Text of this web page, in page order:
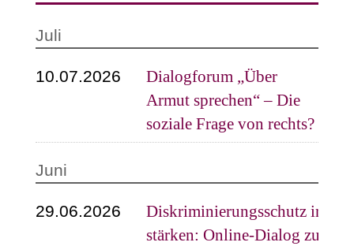
Juli
10.07.2026
Dialogforum „Über
Armut sprechen“ – Die
soziale Frage von rechts?
Juni
29.06.2026
Diskriminierungsschutz in
stärken: Online-Dialog zum